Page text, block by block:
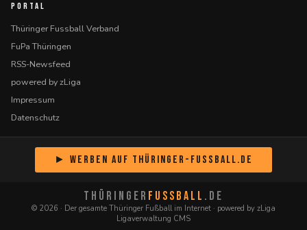
PORTAL
Thüringer Fussball Verband
FuPa Thüringen
RSS-Newsfeed
powered by zLiga
Impressum
Datenschutz
► Werben auf Thüringer-Fussball.de
THÜRINGER FUSSBALL .DE
© 2026 · Der gesamte Thüringer Fußball im Internet · powered by zLiga
Ligaverwaltung CMS